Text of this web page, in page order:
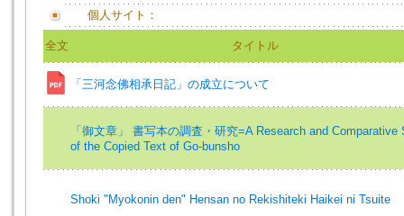
個人サイト：
全文 タイトル
「三河念佛相承日記」の成立について
「御文章」 書写本の調査・研究=A Research and Comparative
of the Copied Text of Go-bunsho
Shoki "Myokonin den" Hensan no Rekishiteki Haikei ni Tsuite